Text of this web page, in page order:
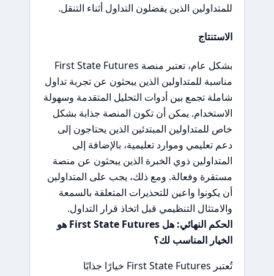
للمتداولين الذين يفضلون التداول أثناء التنقل.
الاستنتاج
بشكل عام، تعتبر منصة First State Futures
مناسبة للمتداولين الذين يبحثون عن تجربة تداول
شاملة تجمع بين أدوات التحليل المتقدمة وسهولة
الاستخدام. يمكن أن تكون المنصة جذابة بشكل
خاص للمتداولين المبتدئين الذين يحتاجون إلى
دعم تعليمي وموارد تعليمية، بالإضافة إلى
المتداولين ذوي الخبرة الذين يبحثون عن منصة
مستقرة وفعالة. ومع ذلك، يجب على المتداولين
أن يكونوا واعين للتحذيرات المتعلقة بالسمعة
والامتثال التنظيمي قبل اتخاذ قرار التداول.
الحكم النهائي: هل First State Futures هو
الخيار المناسب لك؟
تُعتبر First State Futures خيارًا جذابًا